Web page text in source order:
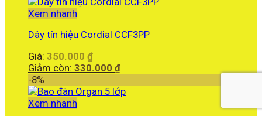
Xem nhanh
Dây tín hiệu Cordial CCF3PP
Giá:350.000₫
gốc
350.000 ₫.
Giảm còn: 330.000 ₫Giá
tại
-8%
Xem nhanh